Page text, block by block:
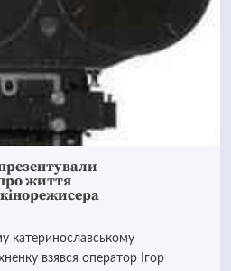
життя
катеринославському
взявся оператор Ігор